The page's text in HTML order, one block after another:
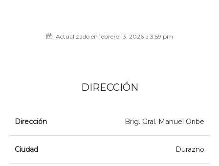
Actualizado en febrero 13, 2026 a 3:59 pm
DIRECCIÓN
Dirección Brig. Gral. Manuel Oribe
Ciudad Durazno